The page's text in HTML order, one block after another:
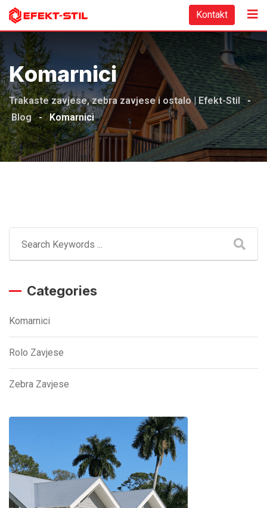
Skip
content
Kontakt
Komarnici
Trakaste zavjese, zebra zavjese i ostalo | Efekt-Stil -
Blog - Komarnici
Categories
Komarnici
Rolo Zavjese
Zebra Zavjese